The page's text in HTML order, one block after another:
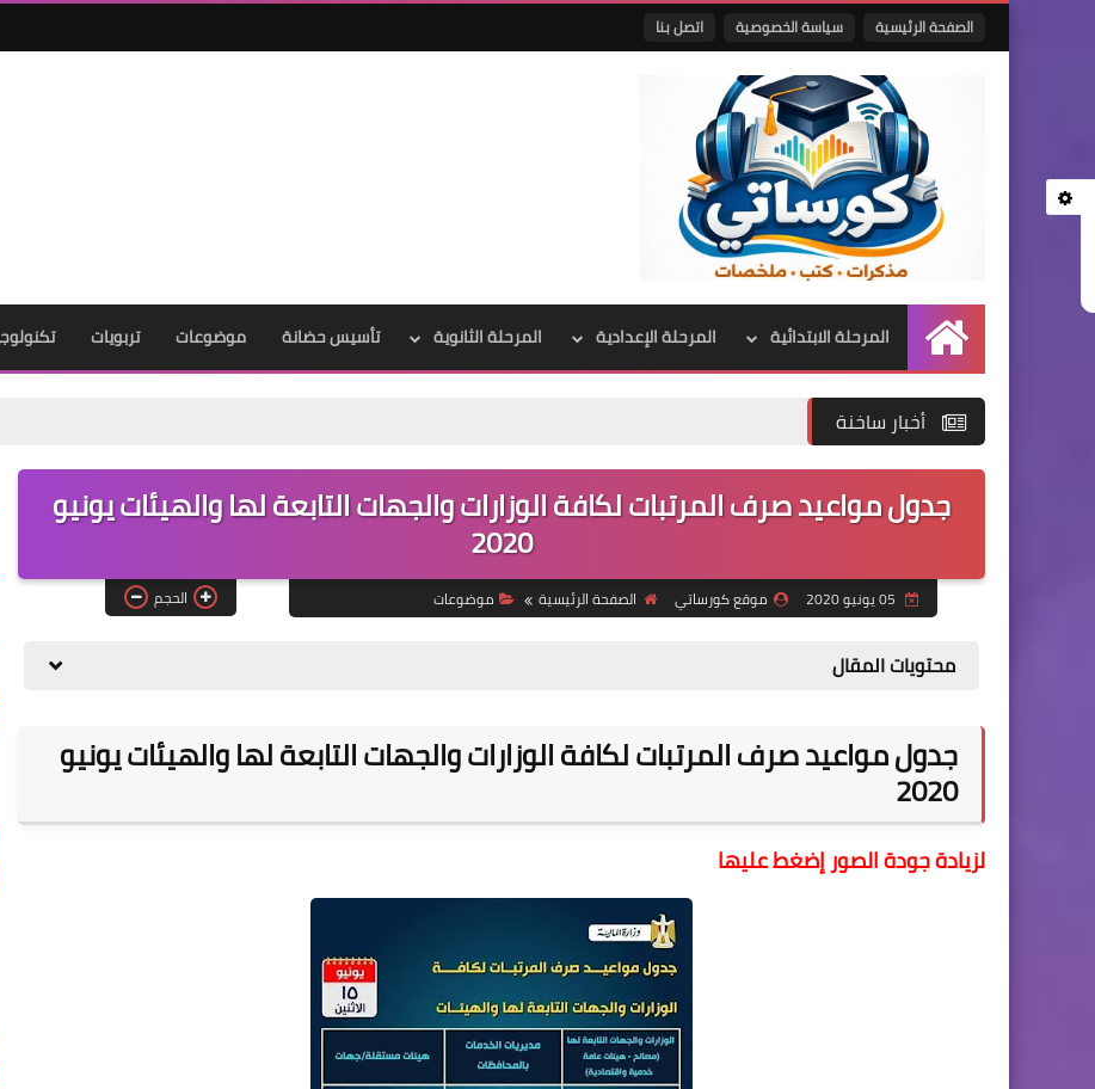
الصفحة الرئيسية سياسة الخصوصية اتصل بنا
الرئيسية
المرحلة الابتدائية المرحلة الإعدادية المرحلة الثانوية تأسيس حضانة موضوعات تربويات
أخبار ساخنة
جدول مواعيد صرف المرتبات لكافة الوزارات والجهات التابعة لها والهيئات يونيو
2020
موقع كورساتي الصفحة الرئيسية موضوعات الحجم
محتويات المقال
جدول مواعيد صرف المرتبات لكافة الوزارات والجهات التابعة لها والهيئات يونيو
2020
لزيادة جودة الصور إضغط عليها